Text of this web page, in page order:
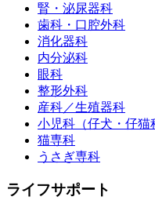
腎・泌尿器科
歯科・口腔外科
消化器科
内分泌科
眼科
整形外科
産科／生殖器科
小児科（仔犬・仔猫
猫専科
うさぎ専科
ライフサポート